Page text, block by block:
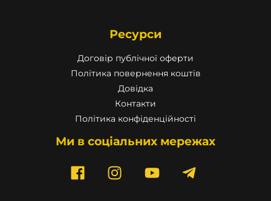
Ресурси
Договір публічної оферти
Політика повернення коштів
Довідка
Контакти
Політика конфіденційності
Ми в соціальних мережах